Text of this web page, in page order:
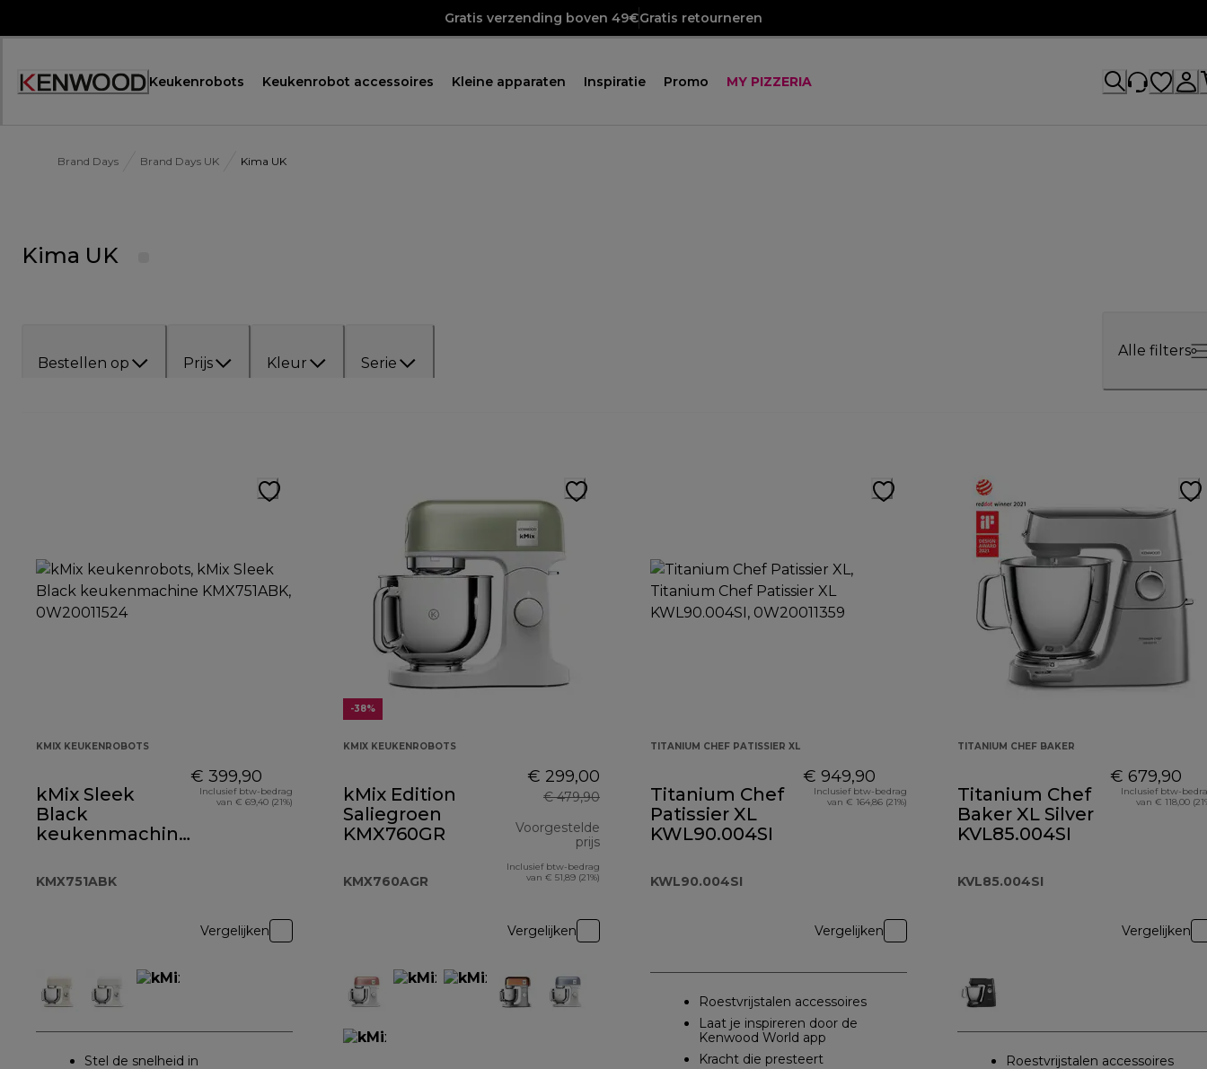
Gratis verzending boven 49€Gratis retourneren
Accessibility
Keukenrobots Keukenrobot accessoires Kleine apparaten Inspiratie Promo MY PIZZERIA
Brand Days Brand Days UK Kima UK
Kima UK
Bestellen op Prijs Kleur Serie
Alle filters
KMIX KEUKENROBOTS
kMix Sleek
Black
keukenmachine
KMX751ABK
€ 399,90
Inclusief btw-bedrag
van € 69,40 (21%)
Vergelijken
Stel de snelheid in
-38%
KMIX KEUKENROBOTS
kMix Edition
Saliegroen
KMX760GR
KMX760AGR
€ 299,00
€ 479,90
Voorgestelde
prijs
Inclusief btw-bedrag
van € 51,89 (21%)
Vergelijken
TITANIUM CHEF PATISSIER XL
Titanium Chef
Patissier XL
KWL90.004SI
KWL90.004SI
€ 949,90
Inclusief btw-bedrag
van € 164,86 (21%)
Vergelijken
Roestvrijstalen accessoires
Laat je inspireren door de
Kenwood World app
Kracht die presteert
TITANIUM CHEF BAKER
Titanium Chef
Baker XL Silver
KVL85.004SI
KVL85.004SI
€ 679,90
Inclusief btw-
van € 118,00
Vergelijken
Roestvrijstalen accessoires